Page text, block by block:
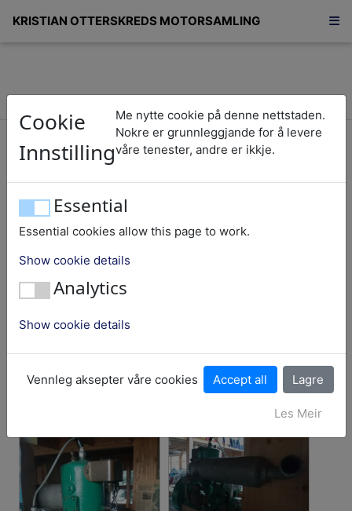
KRISTIAN OTTERSKREDS MOTORSAMLING
Cookie
Innstilling
Me nytte cookie på denne nettstaden.
Nokre er grunnleggjande for å levere
våre tenester, andre er ikkje.
Essential
Essential cookies allow this page to work.
Show cookie details
Analytics
Show cookie details
Vennleg aksepter våre cookies
Les Meir
seksti-åtte/268
Viking
Nummer:268
Objekt:
Båtmotor
Fabrikk nummer:
Fabrikat:Viking
Nasjonalitet:Noreg
Storleik: 3,5 - 4 HK
Kristianhus